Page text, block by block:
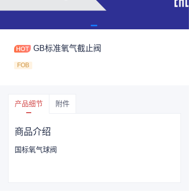
GB标准氧气截止阀
FOB
产品细节 附件
商品介绍
国标氧气球阀